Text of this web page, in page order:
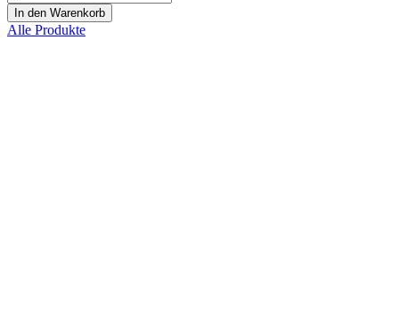
DeLuxe
|
Strandtuch
In den Warenkorb
Alle Produkte